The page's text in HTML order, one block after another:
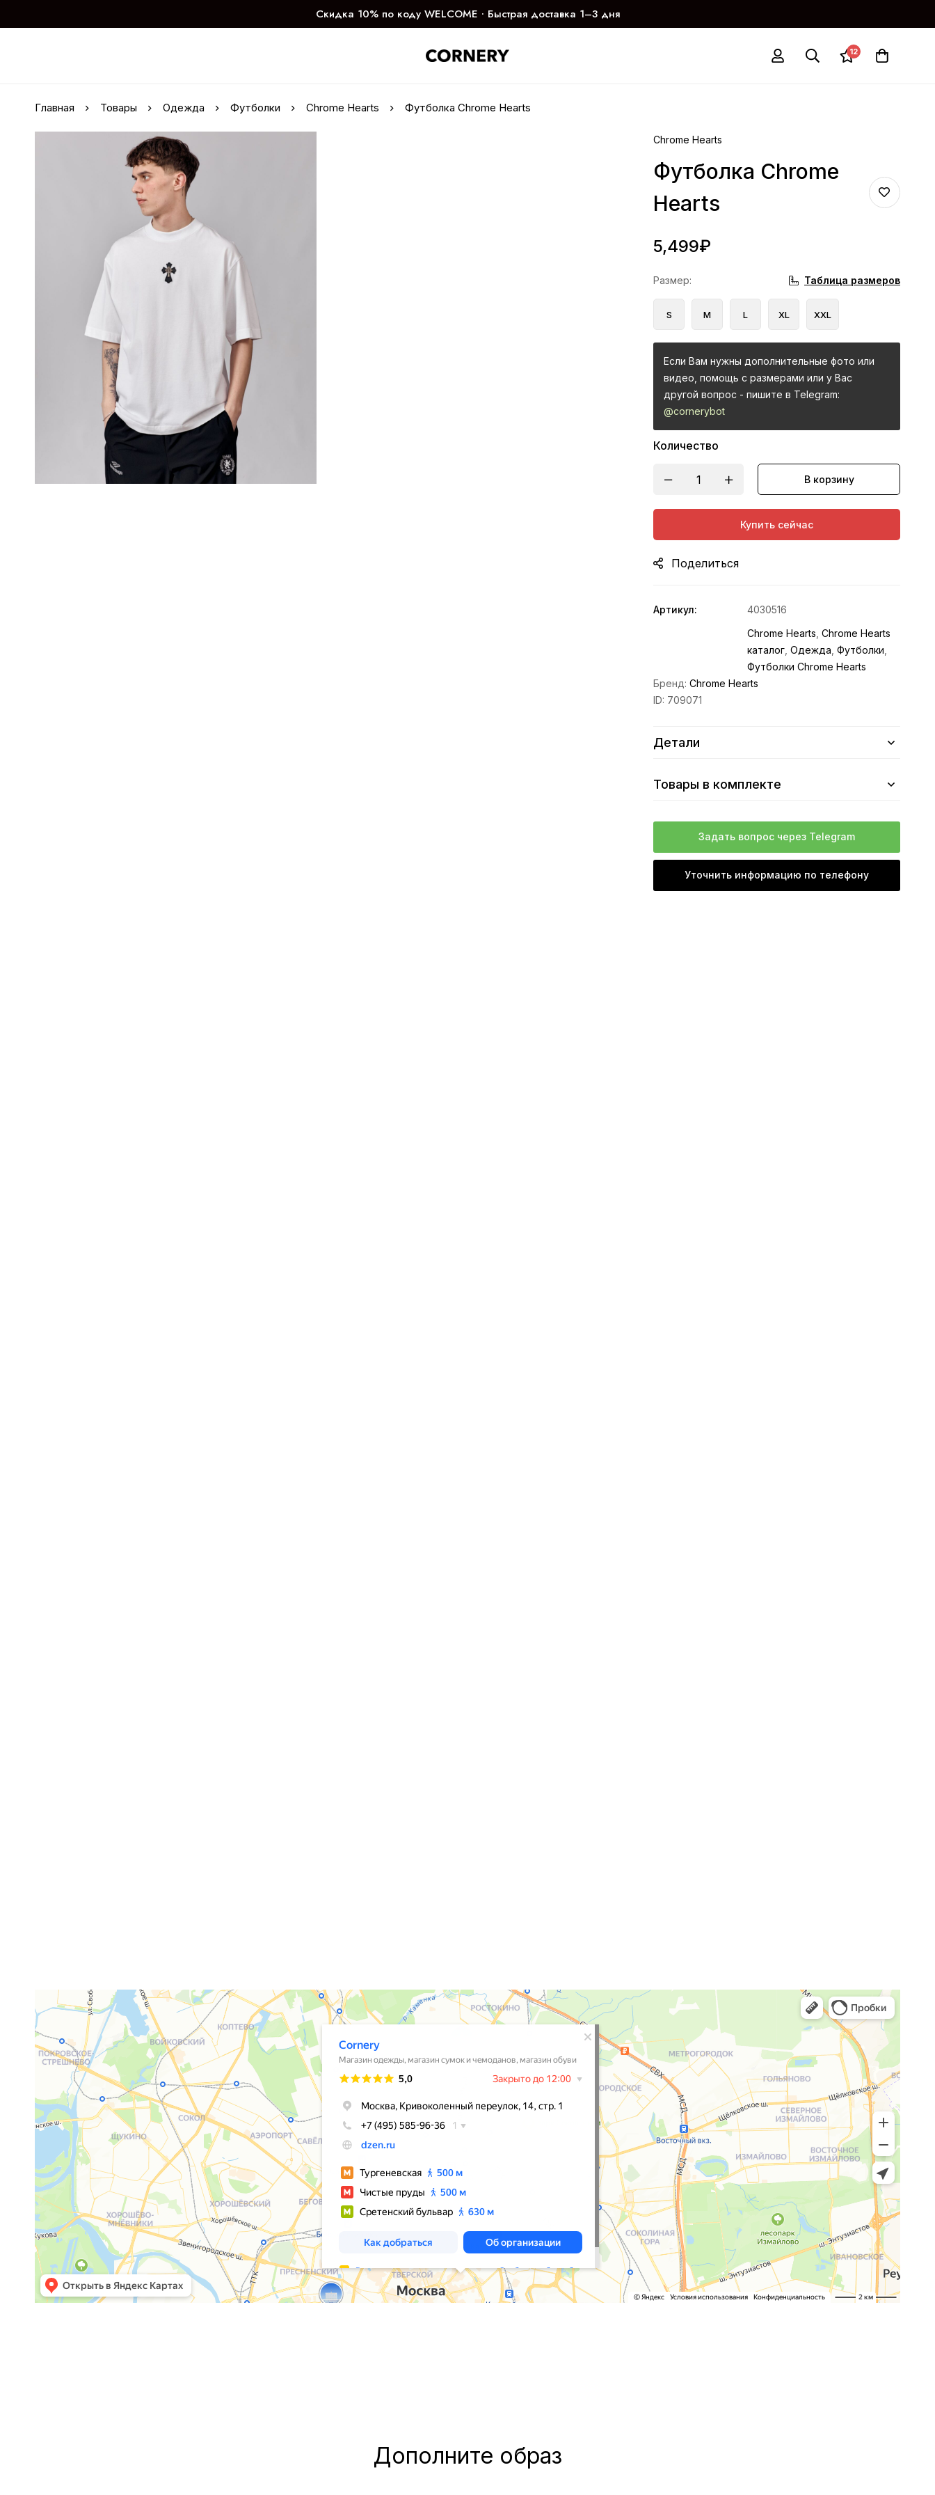
Скидка 10% по коду WELCOME ∙ Быстрая доставка 1–3 дня
12
Главная Товары Одежда Футболки Chrome Hearts Футболка Chrome Hearts
Chrome Hearts
Футболка Chrome
Hearts
5,499₽
Размер: Таблица размеров
S M L XL XXL
Если Вам нужны дополнительные фото или
видео, помощь с размерами или у Вас
другой вопрос - пишите в Telegram:
@cornerybot
Количество
В корзину
Купить сейчас
Поделиться
Артикул:
4030516
Chrome Hearts ,Chrome Hearts
каталог ,Одежда ,Футболки
Футболки Chrome Hearts
Бренд:Chrome Hearts
ID: 709071
Детали
Товары в комплекте
Задать вопрос через Telegram
Уточнить информацию по телефону
Дополните образ